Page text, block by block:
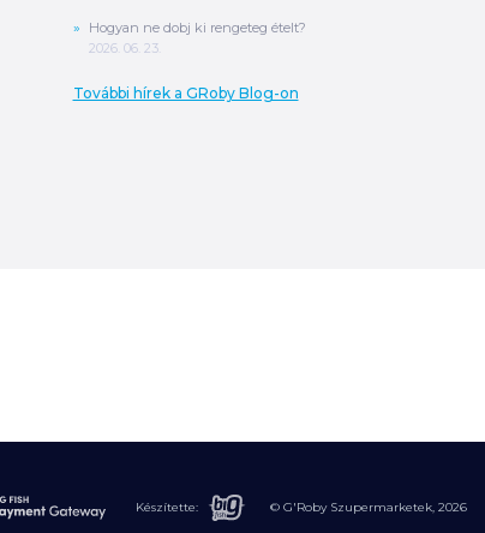
MEGRENDELÉS
Hogyan ne dobj ki rengeteg ételt?
2026. 06. 23.
További hírek a GRoby Blog-on
Készítette: © G'Roby Szupermarketek, 2026